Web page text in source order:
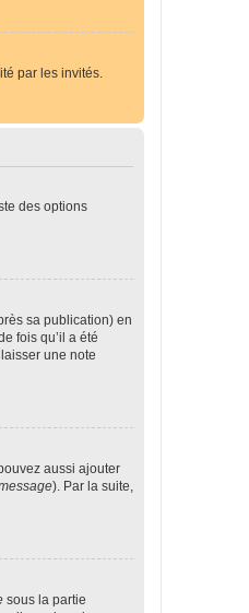
par les invités.
des options
sa publication) en
fois qu’il a été
une note
aussi ajouter
). Par la suite,
sous la partie